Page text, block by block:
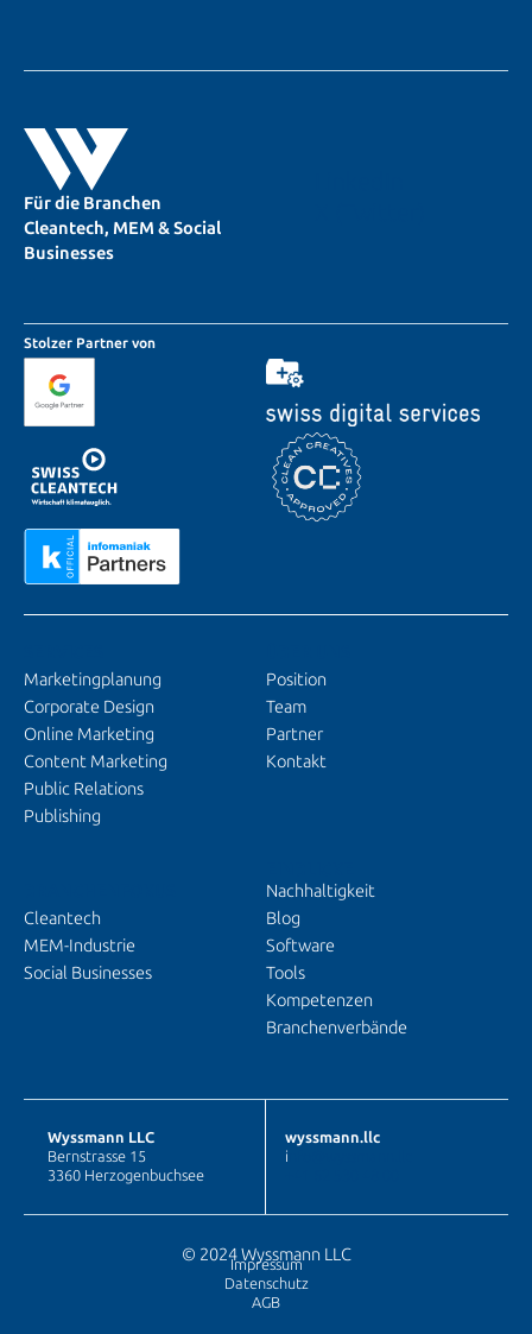
Für die Branchen
Cleantech, MEM & Social
Businesses
Stolzer Partner von
Marketingplanung
Corporate Design
Online Marketing
Content Marketing
Public Relations
Publishing
Cleantech
MEM-Industrie
Social Businesses
Position
Team
Partner
Kontakt
Nachhaltigkeit
Blog
Software
Tools
Kompetenzen
Branchenverbände
Wyssmann LLC
Bernstrasse 15
3360 Herzogenbuchsee
wyssmann.llc
i
© 2024 Wyssmann LLC
Impressum
Datenschutz
AGB